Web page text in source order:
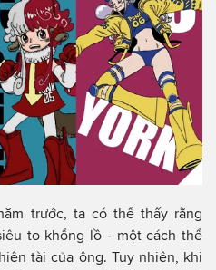
trước, ta có thể thấy rằng
to khổng lồ - một cách thể
tài của ông. Tuy nhiên, khi